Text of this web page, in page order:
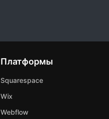
Платформы
Squarespace
Wix
Webflow